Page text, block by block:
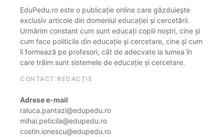
EduPedu.ro este o publicație online care găzduiește
exclusiv articole din domeniul educației și cercetării.
Urmărim constant cum sunt educați copiii noștri, cine și
cum face politicile din educație și cercetare, cine și cum
îi formează pe profesori, cât de adecvate la lumea în
care trăim sunt sistemele de educație și cercetare.
CONTACT REDACȚIE
Adrese e-mail
raluca.pantazi@edupedu.ro
mihai.peticila@edupedu.ro
costin.ionescu@edupedu.ro